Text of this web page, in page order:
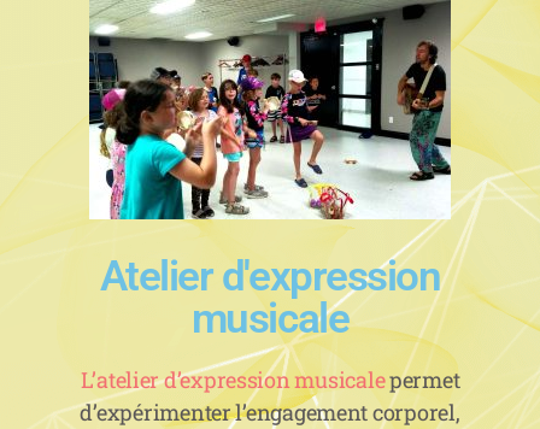
Atelier d'expression
musicale
L’atelier d’expression musicalepermet
d’expérimenter l’engagement corporel,